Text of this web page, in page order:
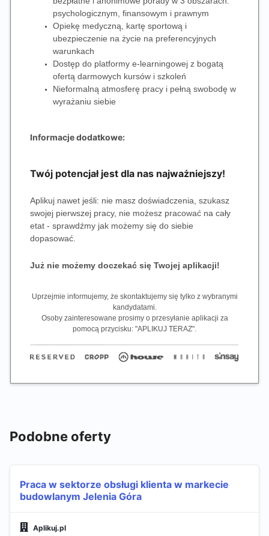
psychologicznym, finansowym i prawnym
Opiekę medyczną, kartę sportową i
ubezpieczenie na życie na preferencyjnych
warunkach
Dostęp do platformy e-learningowej z bogatą
ofertą darmowych kursów i szkoleń
Nieformalną atmosferę pracy i pełną swobodę w
wyrażaniu siebie
Informacje dodatkowe:
Twój potencjał jest dla nas najważniejszy!
Aplikuj nawet jeśli: nie masz doświadczenia, szukasz
swojej pierwszej pracy, nie możesz pracować na cały
etat - sprawdźmy jak możemy się do siebie
dopasować.
Już nie możemy doczekać się Twojej aplikacji!
Uprzejmie informujemy, że skontaktujemy się tylko z wybranymi
kandydatami.
Osoby zainteresowane prosimy o przesyłanie aplikacji za
pomocą przycisku: "APLIKUJ TERAZ".
Podobne oferty
Praca w sektorze obsługi klienta w markecie
budowlanym Jelenia Góra
Aplikuj.pl